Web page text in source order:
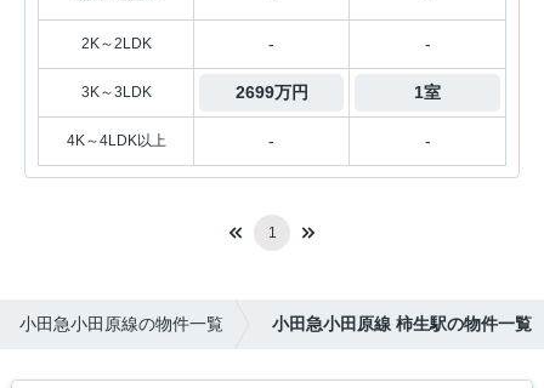
2K～2LDK - -
3K～3LDK 2699万円 1室
4K～4LDK以上 - -
1
小田急小田原線の物件一覧 小田急小田原線 柿生駅の物件一覧